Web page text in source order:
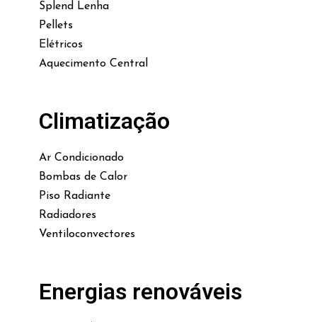
Splend Lenha
Pellets
Elétricos
Aquecimento Central
Climatização
Ar Condicionado
Bombas de Calor
Piso Radiante
Radiadores
Ventiloconvectores
Energias renováveis